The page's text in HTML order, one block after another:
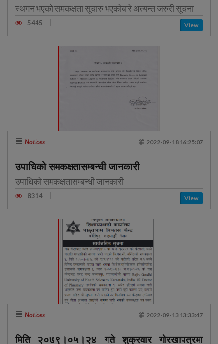
स्थगन भएको समकक्षता सूचारु भएकोबारे अत्यन्त जरुरी सूचना
5445 View
Notices 2022-09-18 16:25:07
उपाधिको समकक्षतासम्बन्धी जानकारी
उपाधिको समकक्षतासम्बन्धी जानकारी
8314 View
Notices 2022-09-13 13:33:47
मिति २०७९।०५।२४ गते शुक्रवार गोरखापत्रमा